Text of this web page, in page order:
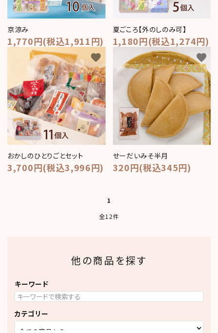
京涼み
1,770円(税込1,911円)
夏ごころ【外のしのみ可】
1,180円(税込1,274円)
おかしのひとりごとセット
3,700円(税込3,996円)
favorite
せーだいみそ半月
320円(税込345円)
favorite
1
全12件
他の商品を探す
キーワード
カテゴリー